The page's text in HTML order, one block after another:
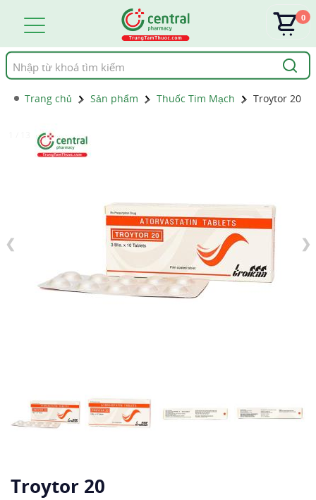
Tìm
kiếm
0
Trang chủ Sản phẩm Thuốc Tim Mạch Troytor 20
❮ ❯
Troytor 20